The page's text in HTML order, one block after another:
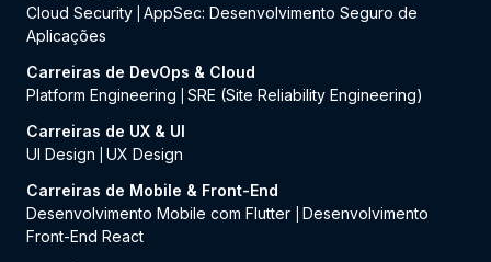
Cloud Security AppSec: Desenvolvimento Seguro de
Aplicações
Carreiras de DevOps & Cloud
Platform Engineering
SRE (Site Reliability Engineering)
Carreiras de UX & UI
UI Design
UX Design
Carreiras de Mobile & Front-End
Desenvolvimento Mobile com Flutter
Desenvolvimento
Front-End React